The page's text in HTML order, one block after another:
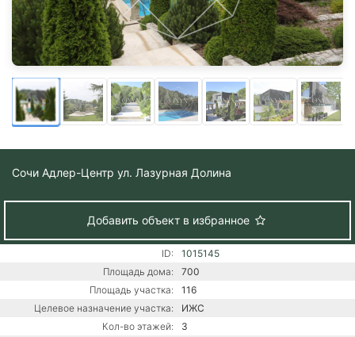
Сочи Адлер-Центр ул. Лазурная Долина
Добавить объект в избранное
ID:
1015145
Площадь дома:
700
Площадь участка:
116
Целевое назначение участка:
ИЖС
Кол-во этажей:
3